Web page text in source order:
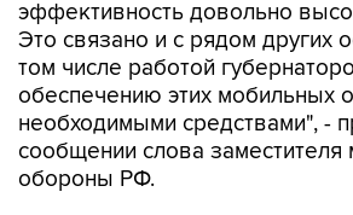
эффективность довольно
Это связано и с рядом других
том числе работой
обеспечению этих мобильных
необходимыми средствами", -
сообщении слова заместителя
обороны РФ.